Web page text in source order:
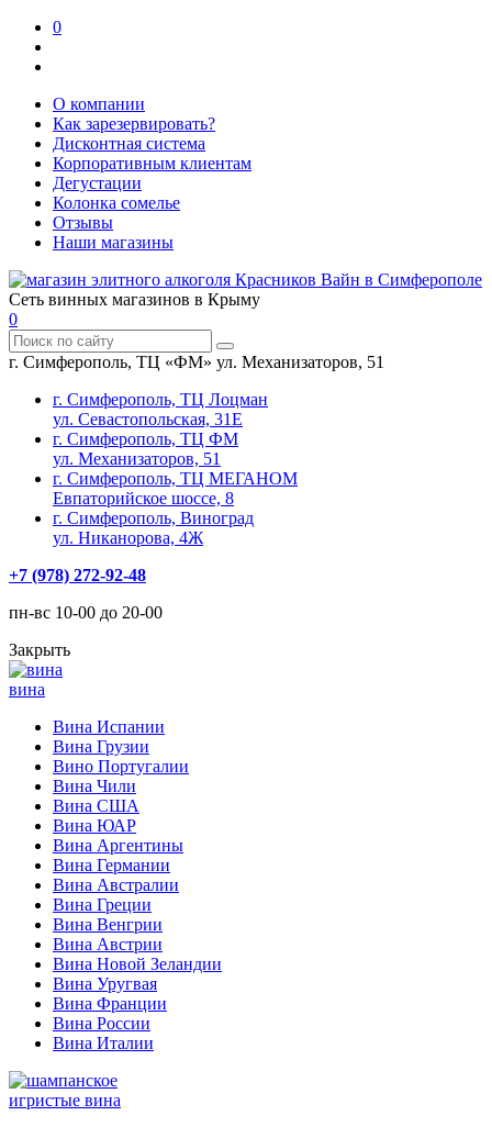
0
О компании
Как зарезервировать?
Дисконтная система
Корпоративным клиентам
Дегустации
Колонка сомелье
Отзывы
Наши магазины
Сеть винных магазинов в Крыму
0
г. Симферополь, ТЦ «ФМ» ул. Механизаторов, 51
г. Симферополь, ТЦ Лоцман
ул. Севастопольская, 31Е
г. Симферополь, ТЦ ФМ
ул. Механизаторов, 51
г. Симферополь, ТЦ МЕГАНОМ
Евпаторийское шоссе, 8
г. Симферополь, Виноград
ул. Никанорова, 4Ж
+7 (978) 272-92-48
пн-вс 10-00 до 20-00
Закрыть
вина
Вина Испании
Вина Грузии
Вино Португалии
Вина Чили
Вина США
Вина ЮАР
Вина Аргентины
Вина Германии
Вина Австралии
Вина Греции
Вина Венгрии
Вина Австрии
Вина Новой Зеландии
Вина Уругвая
Вина Франции
Вина России
Вина Италии
игристые вина